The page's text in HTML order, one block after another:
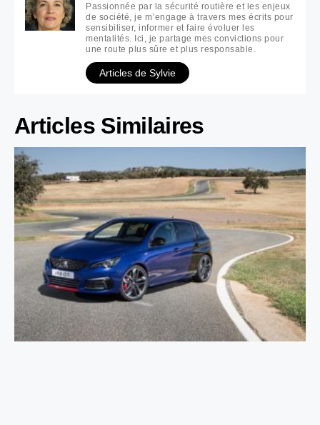
Passionnée par la sécurité routière et les enjeux
de société, je m’engage à travers mes écrits pour
sensibiliser, informer et faire évoluer les
mentalités. Ici, je partage mes convictions pour
une route plus sûre et plus responsable.
Articles de Sylvie
Articles Similaires